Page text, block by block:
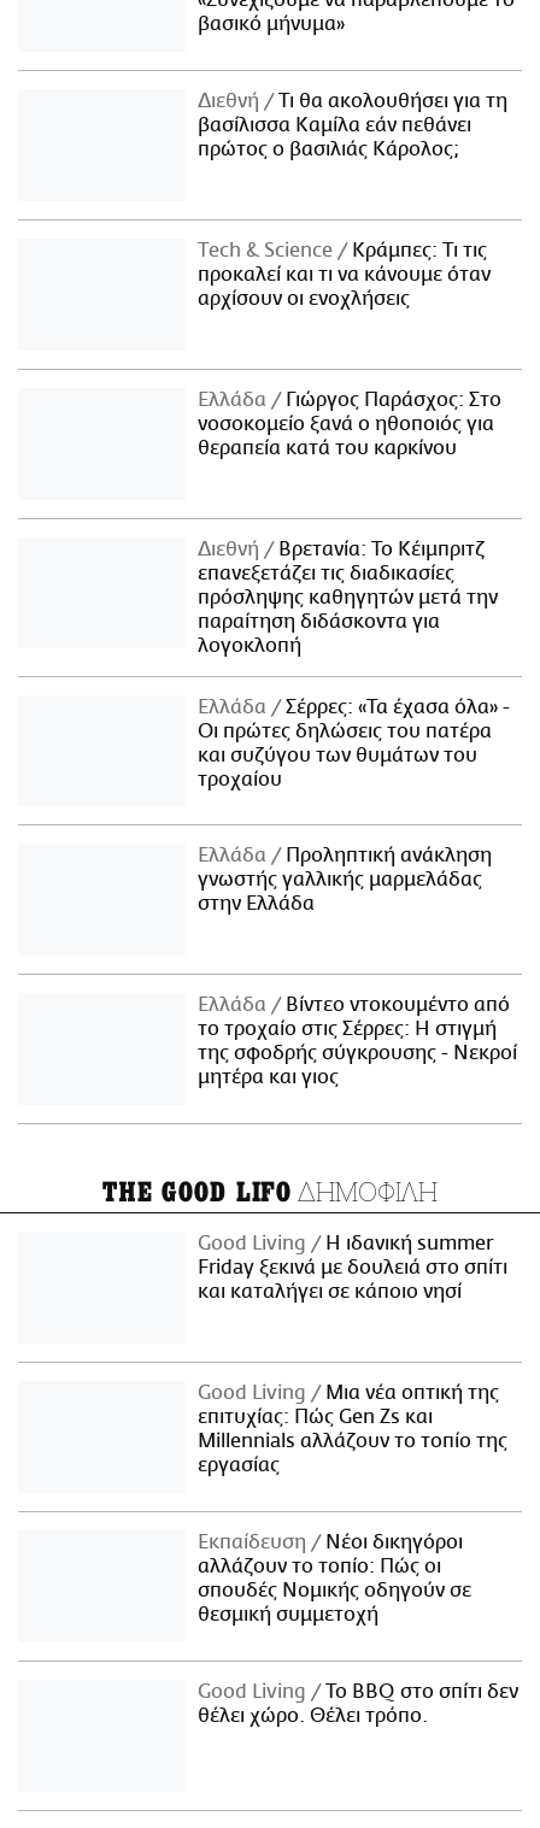
βασικό μήνυμα»
Διεθνή
Τι θα ακολουθήσει για τη
βασίλισσα Καμίλα εάν πεθάνει
πρώτος ο βασιλιάς Κάρολος;
Τech & Science
Κράμπες: Τι τις
προκαλεί και τι να κάνουμε όταν
αρχίσουν οι ενοχλήσεις
Ελλάδα
Γιώργος Παράσχος: Στο
νοσοκομείο ξανά ο ηθοποιός για
θεραπεία κατά του καρκίνου
Διεθνή
Βρετανία: Το Κέιμπριτζ
επανεξετάζει τις διαδικασίες
πρόσληψης καθηγητών μετά την
παραίτηση διδάσκοντα για
λογοκλοπή
Ελλάδα
Σέρρες: «Τα έχασα όλα» -
Οι πρώτες δηλώσεις του πατέρα
και συζύγου των θυμάτων του
τροχαίου
Ελλάδα
Προληπτική ανάκληση
γνωστής γαλλικής μαρμελάδας
στην Ελλάδα
Ελλάδα
Βίντεο ντοκουμέντο από
το τροχαίο στις Σέρρες: Η στιγμή
της σφοδρής σύγκρουσης - Νεκροί
μητέρα και γιος
THE GOOD LIFO ΔΗΜΟΦΙΛΗ
Good Living
Η ιδανική summer
Friday ξεκινά με δουλειά στο σπίτι
και καταλήγει σε κάποιο νησί
Good Living
Μια νέα οπτική της
επιτυχίας: Πώς Gen Zs και
Millennials αλλάζουν το τοπίο της
εργασίας
Εκπαίδευση
Νέοι δικηγόροι
αλλάζουν το τοπίο: Πώς οι
σπουδές Νομικής οδηγούν σε
θεσμική συμμετοχή
Good Living
Το BBQ στο σπίτι δεν
θέλει χώρο. Θέλει τρόπο.